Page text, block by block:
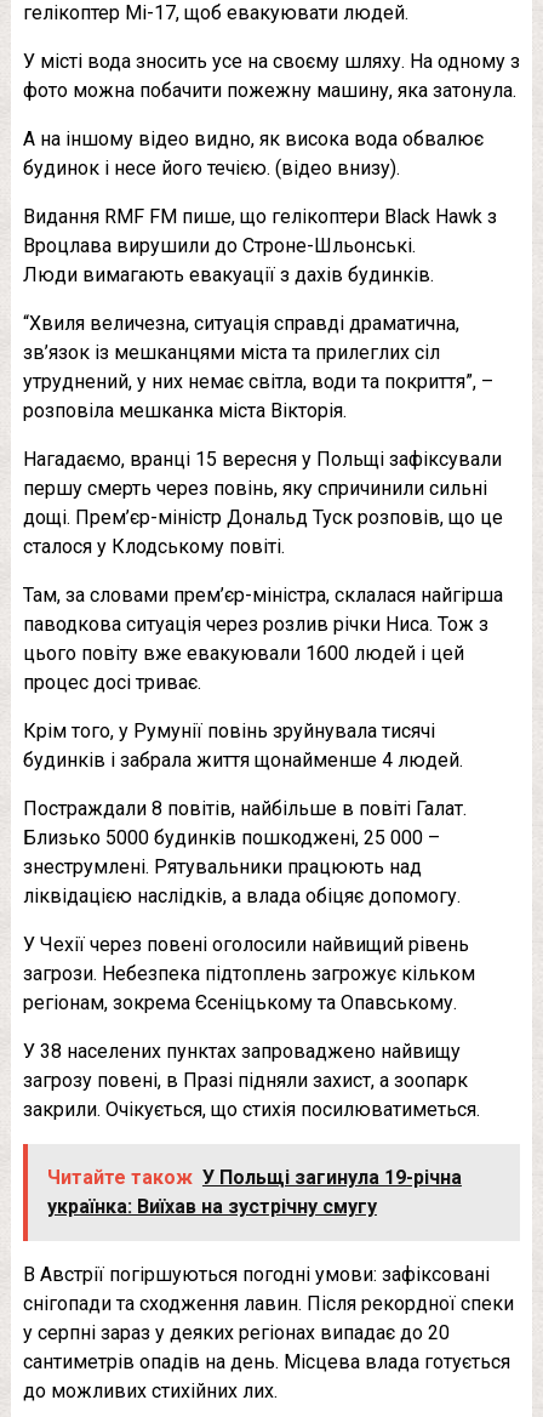
гелікоптер Мі-17, щоб евакуювати людей.
У місті вода зносить усе на своєму шляху. На одному з
фото можна побачити пожежну машину, яка затонула.
А на іншому відео видно, як висока вода обвалює
будинок і несе його течією. (відео внизу).
Видання RMF FM пише, що гелікоптери Black Hawk з
Вроцлава вирушили до Строне-Шльонські.
Люди вимагають евакуації з дахів будинків.
“Хвиля величезна, ситуація справді драматична,
зв’язок із мешканцями міста та прилеглих сіл
утруднений, у них немає світла, води та покриття”, –
розповіла мешканка міста Вікторія.
Нагадаємо, вранці 15 вересня у Польщі зафіксували
першу смерть через повінь, яку спричинили сильні
дощі. Прем’єр-міністр Дональд Туск розповів, що це
сталося у Клодському повіті.
Там, за словами прем’єр-міністра, склалася найгірша
паводкова ситуація через розлив річки Ниса. Тож з
цього повіту вже евакуювали 1600 людей і цей
процес досі триває.
Крім того, у Румунії повінь зруйнувала тисячі
будинків і забрала життя щонайменше 4 людей.
Постраждали 8 повітів, найбільше в повіті Галат.
Близько 5000 будинків пошкоджені, 25 000 –
знеструмлені. Рятувальники працюють над
ліквідацією наслідків, а влада обіцяє допомогу.
У Чехії через повені оголосили найвищий рівень
загрози. Небезпека підтоплень загрожує кільком
регіонам, зокрема Єсеніцькому та Опавському.
У 38 населених пунктах запроваджено найвищу
загрозу повені, в Празі підняли захист, а зоопарк
закрили. Очікується, що стихія посилюватиметься.
Читайте також У Польщі загинула 19-річна
українка: Виїхав на зустрічну смугу
В Австрії погіршуються погодні умови: зафіксовані
снігопади та сходження лавин. Після рекордної спеки
у серпні зараз у деяких регіонах випадає до 20
сантиметрів опадів на день. Місцева влада готується
до можливих стихійних лих.